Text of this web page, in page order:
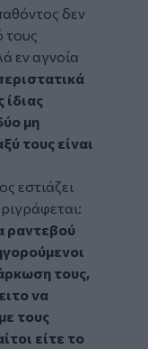
δεν
τους
εν αγνοία
μη
τους είναι
εστιάζει
ραντεβού
τους,
να
τους
είτε το